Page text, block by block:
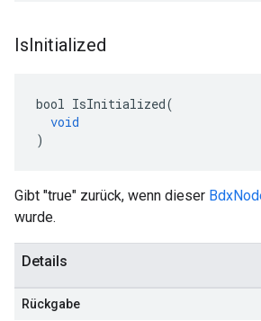
IsInitialized
bool IsInitialized(
void
)
Gibt "true" zurück, wenn dieser
wurde.
Details
Rückgabe